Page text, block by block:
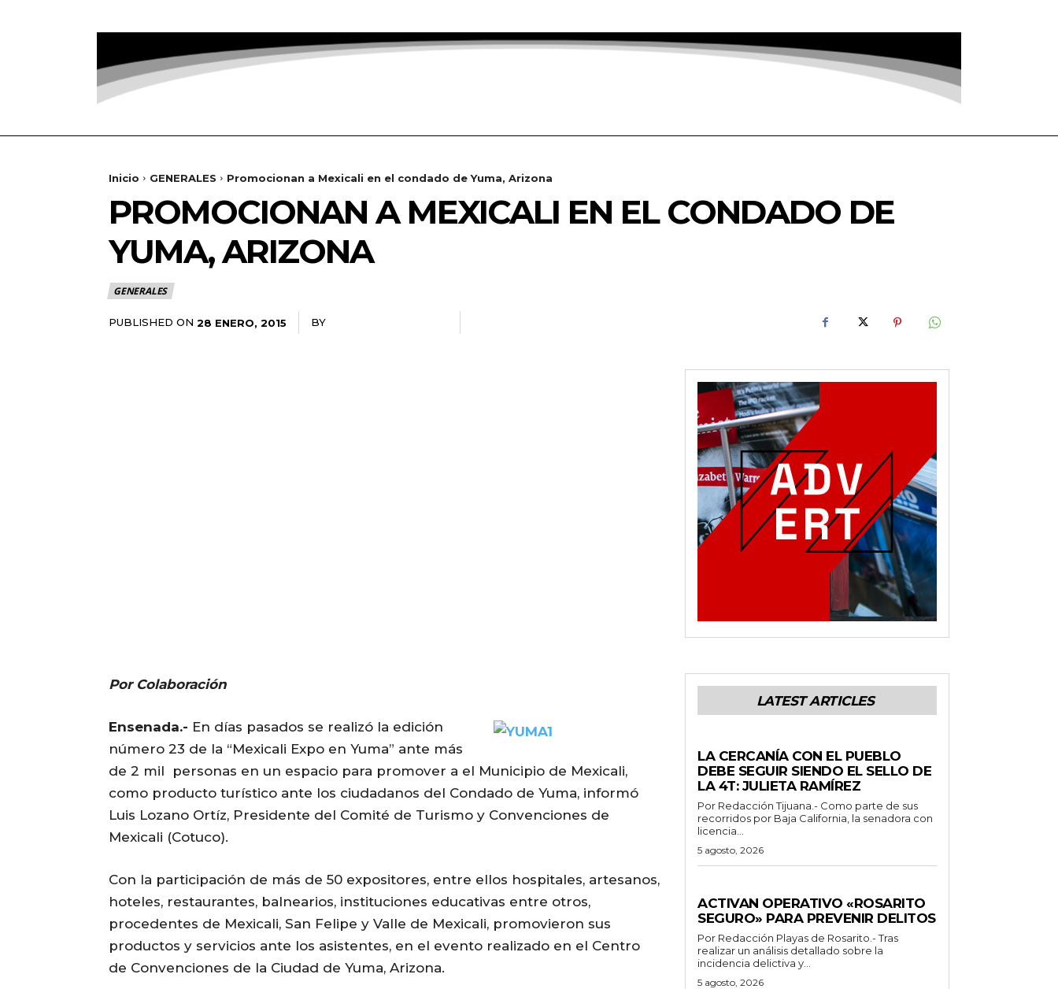
Inicio GENERALES Promocionan a Mexicali en el condado de Yuma, Arizona
PROMOCIONAN A MEXICALI EN EL CONDADO DE
YUMA, ARIZONA
GENERALES
PUBLISHED ON 28 ENERO, 2015 BY
Por Colaboración
Ensenada.- En días pasados se realizó la edición
número 23 de la “Mexicali Expo en Yuma” ante más
de 2 mil personas en un espacio para promover a el Municipio de Mexicali,
como producto turístico ante los ciudadanos del Condado de Yuma, informó
Luis Lozano Ortíz, Presidente del Comité de Turismo y Convenciones de
Mexicali (Cotuco).
Con la participación de más de 50 expositores, entre ellos hospitales, artesanos,
hoteles, restaurantes, balnearios, instituciones educativas entre otros,
procedentes de Mexicali, San Felipe y Valle de Mexicali, promovieron sus
productos y servicios ante los asistentes, en el evento realizado en el Centro
de Convenciones de la Ciudad de Yuma, Arizona.
LATEST ARTICLES
LA CERCANÍA CON EL PUEBLO
DEBE SEGUIR SIENDO EL SELLO DE
LA 4T: JULIETA RAMÍREZ
Por Redacción Tijuana.- Como parte de sus
recorridos por Baja California, la senadora con
licencia...
5 agosto, 2026
ACTIVAN OPERATIVO «ROSARITO
SEGURO» PARA PREVENIR DELITOS
Por Redacción Playas de Rosarito.- Tras
realizar un análisis detallado sobre la
incidencia delictiva y...
5 agosto, 2026